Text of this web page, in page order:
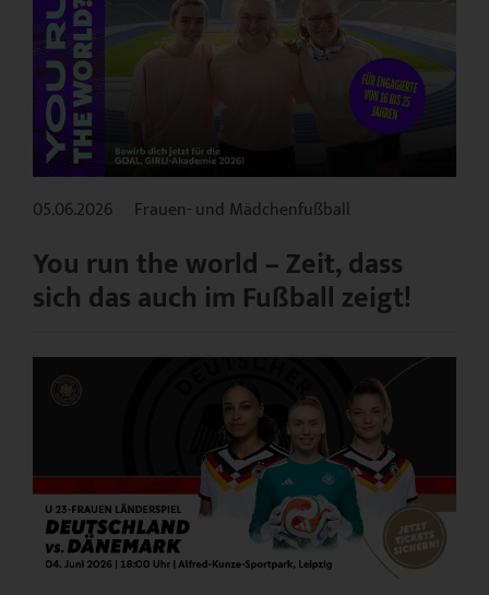
05.06.2026 Frauen- und Mädchenfußball
You run the world – Zeit, dass
sich das auch im Fußball zeigt!